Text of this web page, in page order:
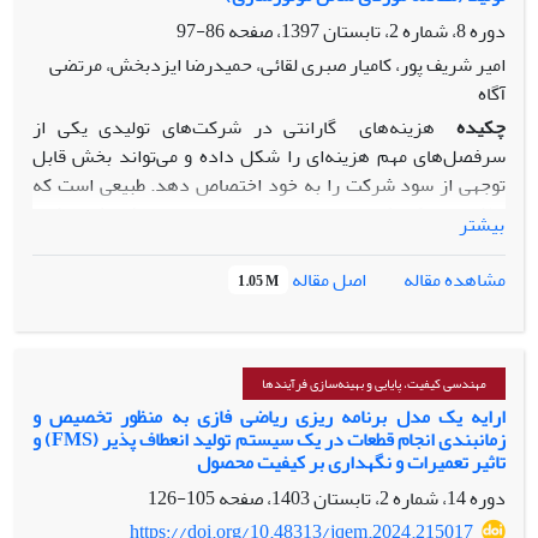
جامعه، با بکارگیری الگوریتم ژنتیک، برای کاربردی صنعتی نشان
می‌دهیم.
دوره 8، شماره 2، تابستان 1397، صفحه
86-97
امیر شریف پور، کامیار صبری لقائی، حمیدرضا ایزدبخش، مرتضی
آگاه
چکیده
هزینه­‌های گارانتی در شرکت­‌های تولیدی یکی از
سرفصل­‌های مهم هزینه‌­ای را شکل داده و می­‌تواند بخش قابل
توجهی از سود شرکت را به خود اختصاص دهد. طبیعی است که
تلاش برای کاهش این هزینه­‌ها می­‌تواند منجر به افزایش حاشیه
سود شود. در همین راستا شناسایی ایرادات قابلیت اطمینانی
پیش از وقوع آن‌­ها می­‌تواند به کاهش هر چه بیشتر این هزینه­‌ها
و همچنین کاهش نارضایتی مشتری کمک کند. از آنجایی که
مشکلات قابلیت اطمینان ممکن است ناشی از ایرادات تولیدی
بازگشت‌­های گارانتی کمک شایانی می­‌کند. لذا در این مقاله، یک
مدل تشخیص زودهنگام ایرادات قابلیت اطمینان محصول با
استفاده از تحلیل داده­‌های گارانتی و پارامترهای کیفی خط تولید
طراحی شده است. در همین راستا یک مطالعه موردی بر روی
موتورهایTU5 ایران خودرو انجام شده است.
بیشتر
مشاهده مقاله
اصل مقاله 1.05 M
مهندسی کیفیت، پایایی و بهینه‌سازی فرآیندها
ارایه یک مدل برنامه ریزی ریاضی فازی به منظور تخصیص و
زمانبندی انجام قطعات در یک سیستم تولید انعطاف پذیر (FMS) و
تاثیر تعمیرات و نگهداری بر کیفیت محصول
دوره 14، شماره 2، تابستان 1403، صفحه
105-126